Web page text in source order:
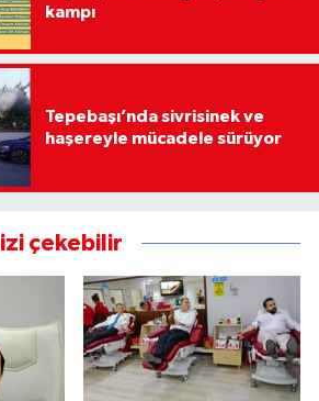
kampı
Tepebaşı’nda sivrisinek ve
haşereyle mücadele sürüyor
çekebilir